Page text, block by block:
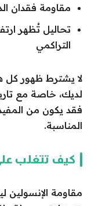
مقاومة فقدان
تحاليل تُظهر
التراكمي
لا يشترط ظهور كل
لديك، خاصة مع
فقد يكون من
المناسبة.
كيف تتغلب
مقاومة الإنسولين